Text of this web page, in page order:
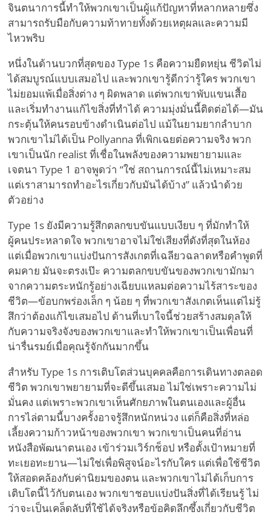
จินตนาการนี้ทำให้พวกเขาเป็นผู้แก้ปัญหาที่หลากหลายซึ่ง
สามารถรับมือกับความท้าทายทั้งด้วยเหตุผลและความมี
ไหวพริบ
หนึ่งในด้านบวกที่สุดของ Type 1s คือความยืดหยุ่น ชีวิตไม่
ได้สมบูรณ์แบบเสมอไป และพวกเขารู้ดีกว่ารู้ใคร พวกเขา
ไม่ยอมแพ้เมื่อสิ่งต่าง ๆ ผิดพลาด แต่พวกเขาพับแขนเสื้อ
และเริ่มทำงานแก้ไขสิ่งที่ทำได้ ความมุ่งมั่นนี้ติดต่อได้—มัน
กระตุ้นให้คนรอบข้างดำเนินต่อไป แม้ในยามยากลำบาก
พวกเขาไม่ได้เป็น Pollyanna ที่เพิกเฉยต่อความจริง พวก
เขาเป็นนัก realist ที่เชื่อในพลังของความพยายามและ
เจตนา Type 1 อาจพูดว่า “ใช่ สถานการณ์นี้ไม่เหมาะสม
แต่เราสามารถทำอะไรเกี่ยวกับมันได้บ้าง” แล้วนำด้วย
ตัวอย่าง
Type 1s ยังมีความรู้สึกตลกขบขันแบบเงียบ ๆ ที่มักทำให้
ผู้คนประหลาดใจ พวกเขาอาจไม่ใช่เสียงที่ดังที่สุดในห้อง
แต่เมื่อพวกเขาแบ่งปันการสังเกตที่เฉลียวฉลาดหรือคำพูดที่
คมคาย มันจะตรงเป๊ะ ความตลกขบขันของพวกเขามักมา
จากความตระหนักรู้อย่างเฉียบแหลมต่อความไร้สาระของ
ชีวิต—ข้อบกพร่องเล็ก ๆ น้อย ๆ ที่พวกเขาสังเกตเห็นแต่ไม่รู้
สึกว่าต้องแก้ไขเสมอไป ด้านที่เบาใจนี้ช่วยสร้างสมดุลให้
กับความจริงจังของพวกเขาและทำให้พวกเขาเป็นเพื่อนที่
น่ารื่นรมย์เมื่อคุณรู้จักกันมากขึ้น
สำหรับ Type 1s การเติบโตส่วนบุคคลคือการเดินทางตลอด
ชีวิต พวกเขาพยายามที่จะดีขึ้นเสมอ ไม่ใช่เพราะความไม่
มั่นคง แต่เพราะพวกเขาเห็นศักยภาพในตนเองและผู้อื่น
การไล่ตามนี้บางครั้งอาจรู้สึกหนักหน่วง แต่ก็คือสิ่งที่หล่อ
เลี้ยงความก้าวหน้าของพวกเขา พวกเขาเป็นคนที่อ่าน
หนังสือพัฒนาตนเอง เข้าร่วมเวิร์กช็อป หรือตั้งเป้าหมายที่
ทะเยอทะยาน—ไม่ใช่เพื่อพิสูจน์อะไรกับใคร แต่เพื่อใช้ชีวิต
ให้สอดคล้องกับค่านิยมของตน และพวกเขาไม่ได้เก็บการ
เติบโตนี้ไว้กับตนเอง พวกเขาชอบแบ่งปันสิ่งที่ได้เรียนรู้ ไม่
ว่าจะเป็นเคล็ดลับที่ใช้ได้จริงหรือข้อคิดลึกซึ้งเกี่ยวกับชีวิต